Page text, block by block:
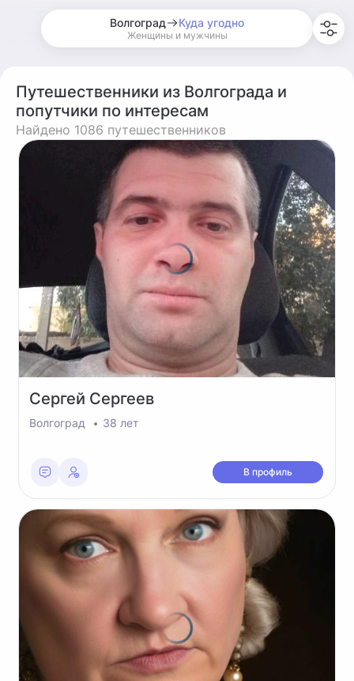
Волгоград Куда угодно
Женщины и мужчины
Путешественники из Волгограда и
попутчики по интересам
Найдено 1086 путешественников
Сергей Сергеев
Волгоград 38 лет
В профиль